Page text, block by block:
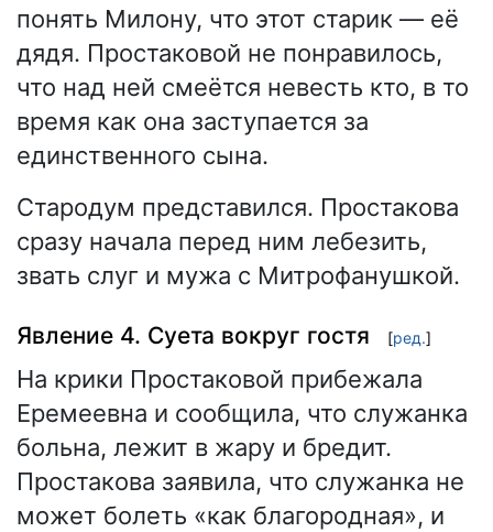
понять Милону, что этот старик — её
дядя. Простаковой не понравилось,
что над ней смеётся невесть кто, в то
время как она заступается за
единственного сына.
Стародум представился. Простакова
сразу начала перед ним лебезить,
звать слуг и мужа с Митрофанушкой.
Явление 4. Суета вокруг гостя [ред.]
На крики Простаковой прибежала
Еремеевна и сообщила, что служанка
больна, лежит в жару и бредит.
Простакова заявила, что служанка не
может болеть «как благородная», и